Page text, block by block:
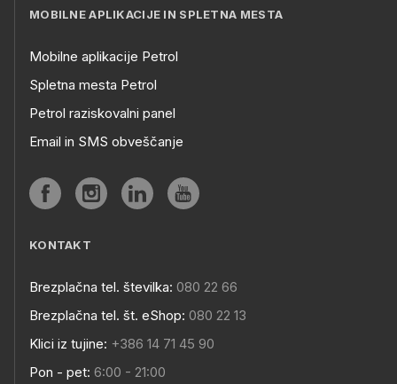
MOBILNE APLIKACIJE IN SPLETNA MESTA
Mobilne aplikacije Petrol
Spletna mesta Petrol
Petrol raziskovalni panel
Email in SMS obveščanje
KONTAKT
Brezplačna tel. številka: 080 22 66
Brezplačna tel. št. eShop: 080 22 13
Klici iz tujine: +386 14 71 45 90
Pon - pet: 6:00 - 21:00